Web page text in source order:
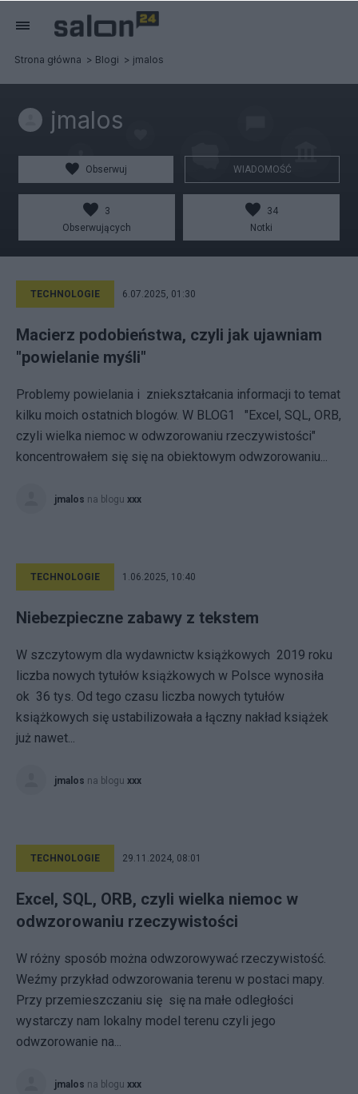
Strona główna Blogi jmalos
jmalos
Obserwuj WIADOMOŚĆ
3
Obserwujących
34
Notki
TECHNOLOGIE 6.07.2025, 01:30
Macierz podobieństwa, czyli jak ujawniam
"powielanie myśli"
Problemy powielania i zniekształcania informacji to temat
kilku moich ostatnich blogów. W BLOG1 "Excel, SQL, ORB,
czyli wielka niemoc w odwzorowaniu rzeczywistości"
koncentrowałem się się na obiektowym odwzorowaniu...
jmalos na blogu xxx
TECHNOLOGIE 1.06.2025, 10:40
Niebezpieczne zabawy z tekstem
W szczytowym dla wydawnictw książkowych 2019 roku
liczba nowych tytułów książkowych w Polsce wynosiła
ok 36 tys. Od tego czasu liczba nowych tytułów
książkowych się ustabilizowała a łączny nakład książek
już nawet...
jmalos na blogu xxx
TECHNOLOGIE 29.11.2024, 08:01
Excel, SQL, ORB, czyli wielka niemoc w
odwzorowaniu rzeczywistości
W różny sposób można odwzorowywać rzeczywistość.
Weźmy przykład odwzorowania terenu w postaci mapy.
Przy przemieszczaniu się się na małe odległości
wystarczy nam lokalny model terenu czyli jego
odwzorowanie na...
jmalos na blogu xxx